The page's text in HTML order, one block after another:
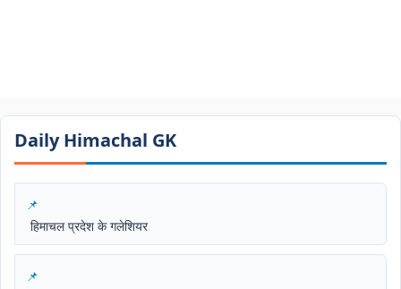
Daily Himachal GK​​
हिमाचल प्रदेश के गलेशियर